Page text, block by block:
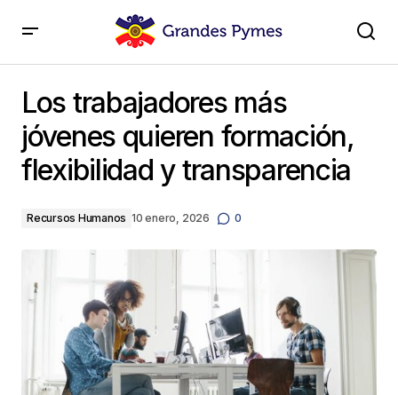
flexibilidad y transparencia
Los trabajadores más
jóvenes quieren formación,
flexibilidad y transparencia
Recursos Humanos 10 enero, 2026 0